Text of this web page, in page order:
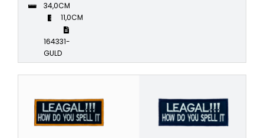
34,0CM
11,0CM
164331-
GULD